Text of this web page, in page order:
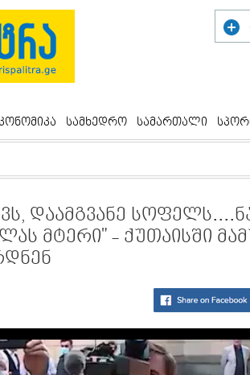
სამხედრო სამართალი
დაამგვანე
მტერი" - ქუთაისში